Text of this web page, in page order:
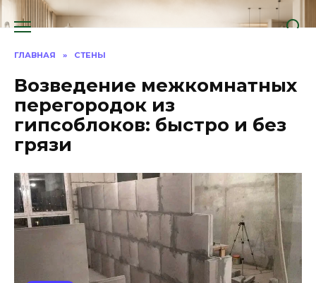
Перейти
к
ГЛАВНАЯ » СТЕНЫ
Возведение межкомнатных
перегородок из
гипсоблоков: быстро и без
грязи